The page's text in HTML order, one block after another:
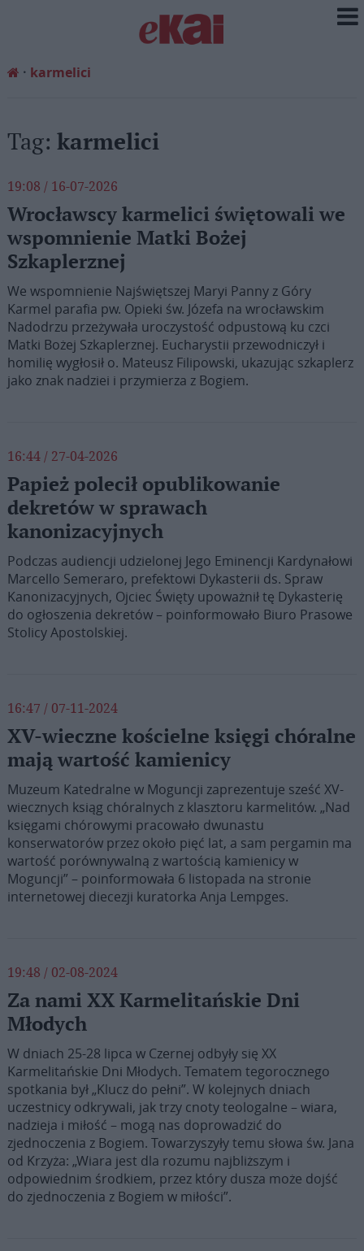
karmelici
Tag: karmelici
19:08 / 16-07-2026
Wrocławscy karmelici świętowali we
wspomnienie Matki Bożej
Szkaplerznej
We wspomnienie Najświętszej Maryi Panny z Góry
Karmel parafia pw. Opieki św. Józefa na wrocławskim
Nadodrzu przeżywała uroczystość odpustową ku czci
Matki Bożej Szkaplerznej. Eucharystii przewodniczył i
homilię wygłosił o. Mateusz Filipowski, ukazując szkaplerz
jako znak nadziei i przymierza z Bogiem.
16:44 / 27-04-2026
Papież polecił opublikowanie
dekretów w sprawach
kanonizacyjnych
Podczas audiencji udzielonej Jego Eminencji Kardynałowi
Marcello Semeraro, prefektowi Dykasterii ds. Spraw
Kanonizacyjnych, Ojciec Święty upoważnił tę Dykasterię
do ogłoszenia dekretów – poinformowało Biuro Prasowe
Stolicy Apostolskiej.
16:47 / 07-11-2024
XV-wieczne kościelne księgi chóralne
mają wartość kamienicy
Muzeum Katedralne w Moguncji zaprezentuje sześć XV-
wiecznych ksiąg chóralnych z klasztoru karmelitów. „Nad
księgami chórowymi pracowało dwunastu
konserwatorów przez około pięć lat, a sam pergamin ma
wartość porównywalną z wartością kamienicy w
Moguncji” – poinformowała 6 listopada na stronie
internetowej diecezji kuratorka Anja Lempges.
19:48 / 02-08-2024
Za nami XX Karmelitańskie Dni
Młodych
W dniach 25-28 lipca w Czernej odbyły się XX
Karmelitańskie Dni Młodych. Tematem tegorocznego
spotkania był „Klucz do pełni”. W kolejnych dniach
uczestnicy odkrywali, jak trzy cnoty teologalne – wiara,
nadzieja i miłość – mogą nas doprowadzić do
zjednoczenia z Bogiem. Towarzyszyły temu słowa św. Jana
od Krzyża: „Wiara jest dla rozumu najbliższym i
odpowiednim środkiem, przez który dusza może dojść
do zjednoczenia z Bogiem w miłości”.